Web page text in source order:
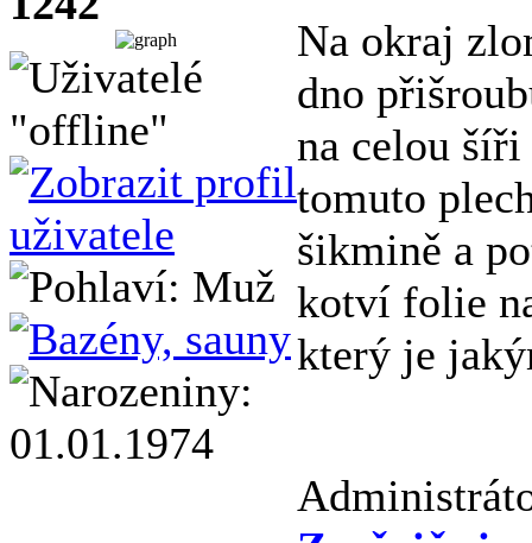
Na okraj
dno
na celou
tomuto
šikmině a
kotví folie
který je